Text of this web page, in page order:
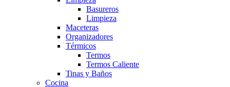
Basureros
Limpieza
Maceteras
Organizadores
Térmicos
Termos
Termos Caliente
Tinas y Baños
Cocina